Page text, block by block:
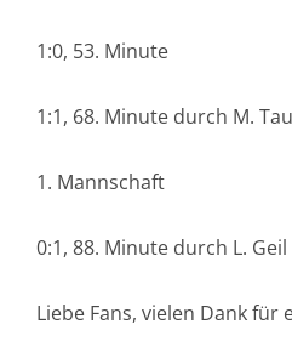
1:0, 53. Minute
1:1, 68. Minute durch M.
1. Mannschaft
0:1, 88. Minute durch L. Geil
Liebe Fans, vielen Dank